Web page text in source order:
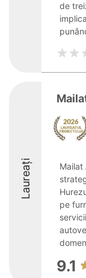
de
Laureați
Mailat
pe
9.1